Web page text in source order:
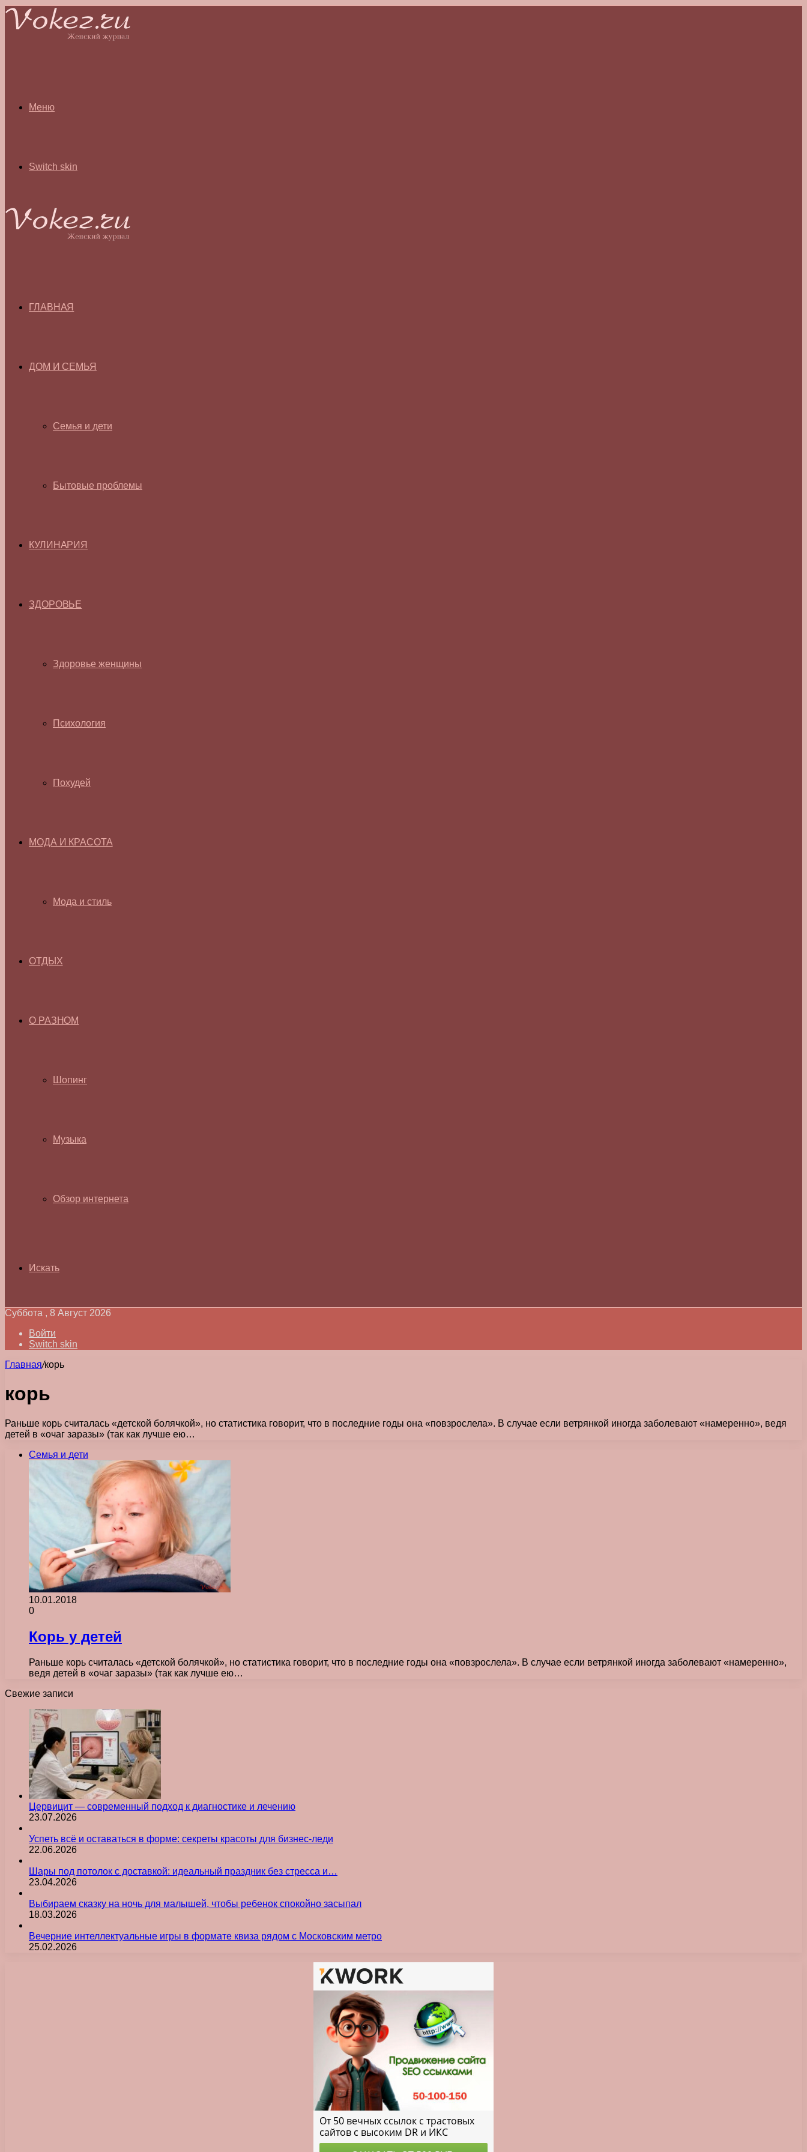
Меню
Switch skin
ГЛАВНАЯ
ДОМ И СЕМЬЯ
Семья и дети
Бытовые проблемы
КУЛИНАРИЯ
ЗДОРОВЬЕ
Здоровье женщины
Психология
Похудей
МОДА И КРАСОТА
Мода и стиль
ОТДЫХ
О РАЗНОМ
Шопинг
Музыка
Обзор интернета
Искать
Суббота , 8 Август 2026
Войти
Switch skin
Главная/корь
корь
Раньше корь считалась «детской болячкой», но статистика говорит, что в последние годы она «повзрослела». В случае если ветрянкой иногда заболевают «намеренно», ведя
детей в «очаг заразы» (так как лучше ею…
Семья и дети
10.01.2018
0
Корь у детей
Раньше корь считалась «детской болячкой», но статистика говорит, что в последние годы она «повзрослела». В случае если ветрянкой иногда заболевают «намеренно»,
ведя детей в «очаг заразы» (так как лучше ею…
Свежие записи
Цервицит — современный подход к диагностике и лечению
23.07.2026
Успеть всё и оставаться в форме: секреты красоты для бизнес-леди
22.06.2026
Шары под потолок с доставкой: идеальный праздник без стресса и…
23.04.2026
Выбираем сказку на ночь для малышей, чтобы ребенок спокойно засыпал
18.03.2026
Вечерние интеллектуальные игры в формате квиза рядом с Московским метро
25.02.2026